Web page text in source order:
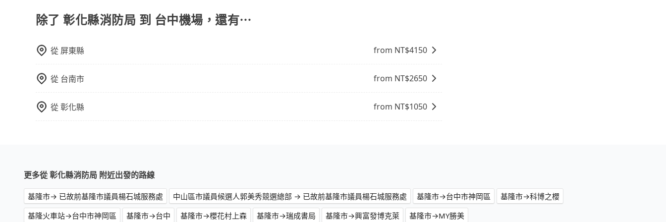
除了 彰化縣消防局 到 台中機場，還有⋯
從 屏東縣 from NT$4150
從 台南市 from NT$2650
從彰化縣 from NT$1050
更多從 彰化縣消防局 附近出發的路線
基隆市→ 已故前基隆市議員楊石城服務處 中山區市議員候選人郭美秀競選總部 → 已故前基隆市議員楊石城服務處 基隆市→台中市神岡區
基隆市→科博之櫻
基隆火車站→台中市神岡區
基隆市→台中 基隆市→櫻花村上森 基隆市→瑞成書局 基隆市→興富發博克萊 基隆市→MY勝美